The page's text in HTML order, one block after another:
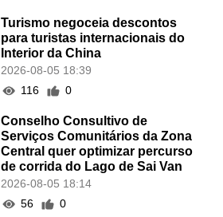
Turismo negoceia descontos
para turistas internacionais do
Interior da China
2026-08-05 18:39
116
0
Conselho Consultivo de
Serviços Comunitários da Zona
Central quer optimizar percurso
de corrida do Lago de Sai Van
2026-08-05 18:14
56
0